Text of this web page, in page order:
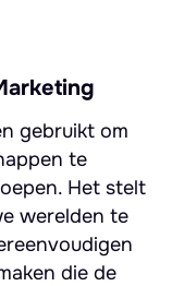
gebruikt om
te
Het stelt
werelden te
die de